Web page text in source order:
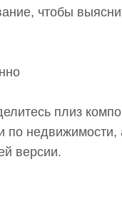
чтобы
плиз
по недвижимости,
версии.